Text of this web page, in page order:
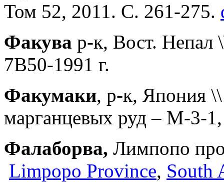
Том 52, 2011. С. 261-275.
Факува р-к, Вост. Непал
7В50-1991 г.
Факумаки, р-к, Япония \\
марганцевых руд – М-3-
Фалаборва, Лимпопо
Limpopo Province, South